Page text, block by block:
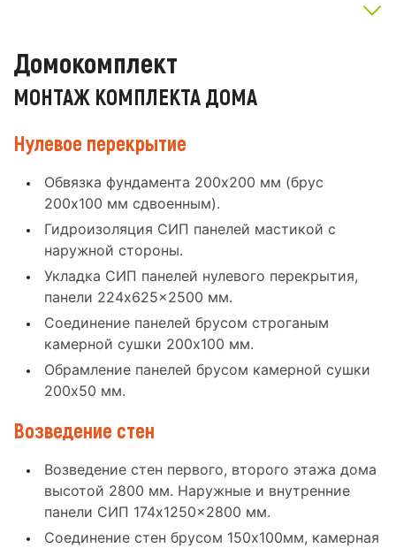
Домокомплект
МОНТАЖ КОМПЛЕКТА ДОМА
Нулевое перекрытие
Обвязка фундамента 200x200 мм (брус
200x100 мм сдвоенным).
Гидроизоляция СИП панелей мастикой с
наружной стороны.
Укладка СИП панелей нулевого перекрытия,
панели 224x625x2500 мм.
Соединение панелей брусом строганым
камерной сушки 200x100 мм.
Обрамление панелей брусом камерной сушки
200x50 мм.
Возведение стен
Возведение стен первого, второго этажа дома
высотой 2800 мм. Наружные и внутренние
панели СИП 174x1250x2800 мм.
Соединение стен брусом 150x100мм, камерная